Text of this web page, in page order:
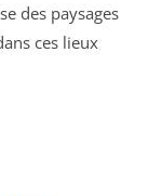
des paysages
ces lieux